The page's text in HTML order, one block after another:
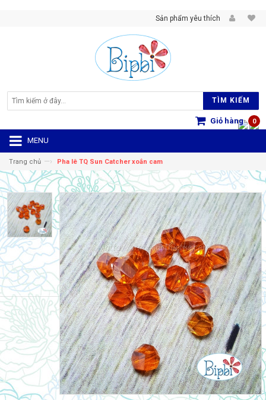
Sản phẩm yêu thích
TÌM KIẾM
Giỏ hàng 0
MENU
Trang chủ —› Pha lê TQ Sun Catcher xoắn cam